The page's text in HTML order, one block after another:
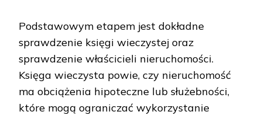
Podstawowym etapem jest dokładne
sprawdzenie księgi wieczystej oraz
sprawdzenie właścicieli nieruchomości.
Księga wieczysta powie, czy nieruchomość
ma obciążenia hipoteczne lub służebności,
które mogą ograniczać wykorzystanie